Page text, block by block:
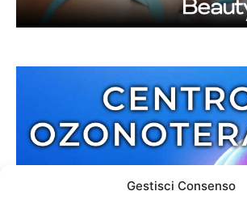
Gestisci Consenso